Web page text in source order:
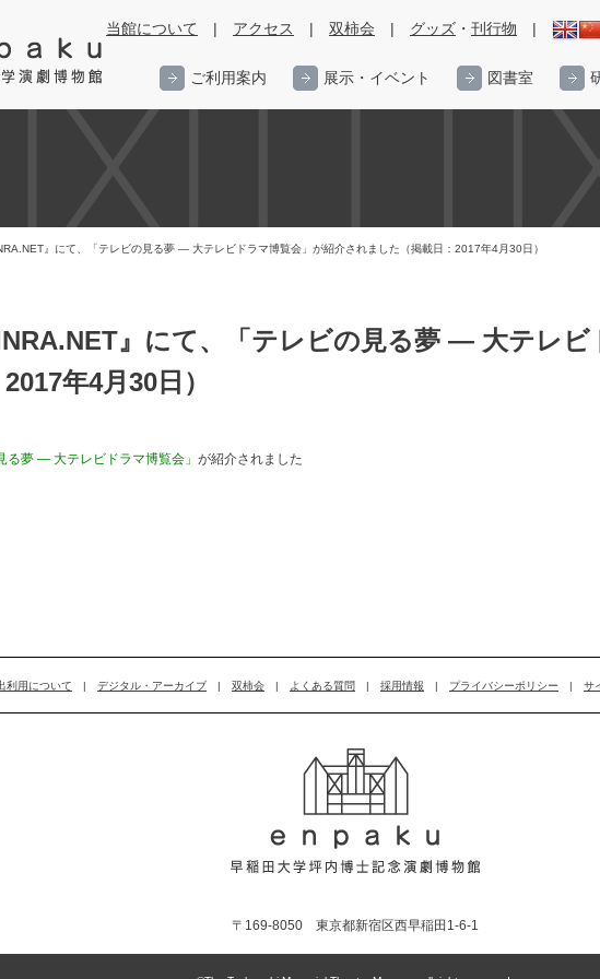
当館について | アクセス | 双柿会 | グッズ ・ 刊行物 |
ご利用案内 展示・イベント 図書室
』にて、「テレビの見る夢 ― 大テレビドラマ博覧会」が紹介されました（掲載日：2017年4月30日）
』にて、「テレビの見る夢 ― 大テレ
年4月30日）
る夢 ― 大テレビドラマ博覧会」 が紹介されました
利用について | デジタル・アーカイブ | 双柿会 | よくある質問 | 採用情報 | プライバシーポリシー | サ
〒169-8050 東京都新宿区西早稲田1-6-1